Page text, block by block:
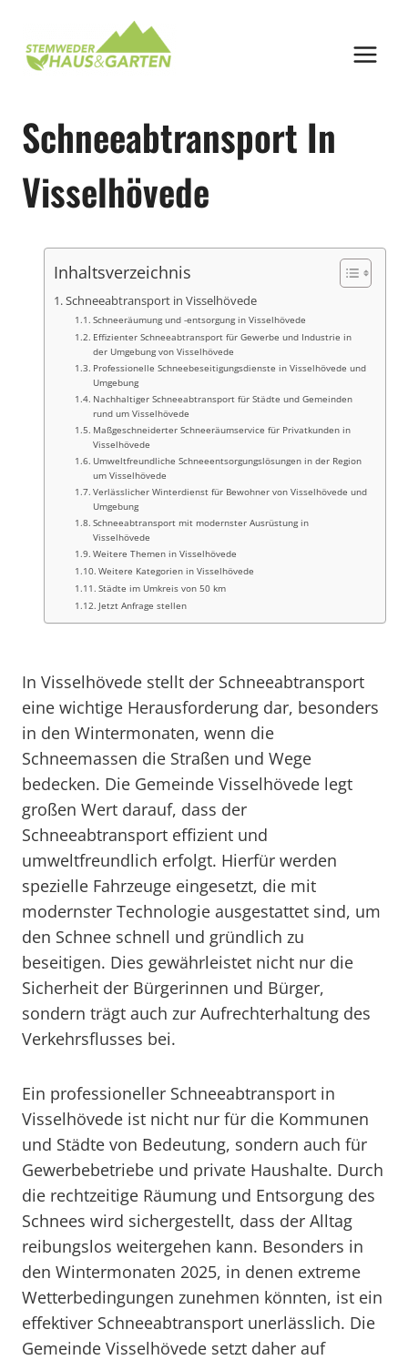
springen
Schneeabtransport In
Visselhövede
Inhaltsverzeichnis
Schneeabtransport in Visselhövede
Schneeräumung und -entsorgung in Visselhövede
Effizienter Schneeabtransport für Gewerbe und Industrie in
der Umgebung von Visselhövede
Professionelle Schneebeseitigungsdienste in Visselhövede und
Umgebung
Nachhaltiger Schneeabtransport für Städte und Gemeinden
rund um Visselhövede
Maßgeschneiderter Schneeräumservice für Privatkunden in
Visselhövede
Umweltfreundliche Schneeentsorgungslösungen in der Region
um Visselhövede
Verlässlicher Winterdienst für Bewohner von Visselhövede und
Umgebung
Schneeabtransport mit modernster Ausrüstung in
Visselhövede
Weitere Themen in Visselhövede
Weitere Kategorien in Visselhövede
Städte im Umkreis von 50 km
Jetzt Anfrage stellen
In Visselhövede stellt der Schneeabtransport
eine wichtige Herausforderung dar, besonders
in den Wintermonaten, wenn die
Schneemassen die Straßen und Wege
bedecken. Die Gemeinde Visselhövede legt
großen Wert darauf, dass der
Schneeabtransport effizient und
umweltfreundlich erfolgt. Hierfür werden
spezielle Fahrzeuge eingesetzt, die mit
modernster Technologie ausgestattet sind, um
den Schnee schnell und gründlich zu
beseitigen. Dies gewährleistet nicht nur die
Sicherheit der Bürgerinnen und Bürger,
sondern trägt auch zur Aufrechterhaltung des
Verkehrsflusses bei.
Ein professioneller Schneeabtransport in
Visselhövede ist nicht nur für die Kommunen
und Städte von Bedeutung, sondern auch für
Gewerbebetriebe und private Haushalte. Durch
die rechtzeitige Räumung und Entsorgung des
Schnees wird sichergestellt, dass der Alltag
reibungslos weitergehen kann. Besonders in
den Wintermonaten 2025, in denen extreme
Wetterbedingungen zunehmen könnten, ist ein
effektiver Schneeabtransport unerlässlich. Die
Gemeinde Visselhövede setzt daher auf